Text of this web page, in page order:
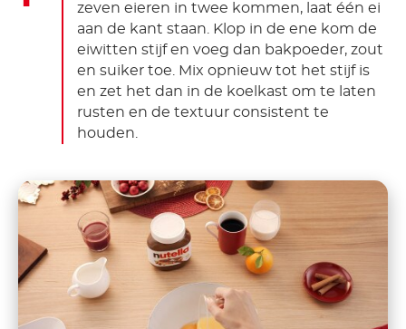
zeven eieren in twee kommen, laat één ei
aan de kant staan. Klop in de ene kom de
eiwitten stijf en voeg dan bakpoeder, zout
en suiker toe. Mix opnieuw tot het stijf is
en zet het dan in de koelkast om te laten
rusten en de textuur consistent te
houden.